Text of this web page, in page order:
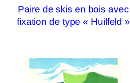
Paire de skis en bois avec
fixation de type « Huilfeld »